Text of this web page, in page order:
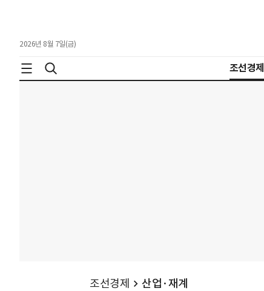
2026년 8월 7일(금)
조선경제
조선경제 산업·재계